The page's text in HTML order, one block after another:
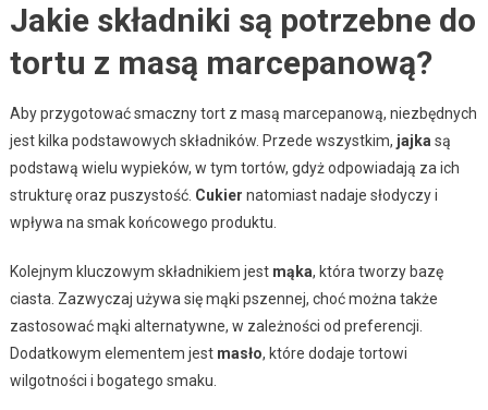
Jakie składniki są potrzebne do
tortu z masą marcepanową?
Aby przygotować smaczny tort z masą marcepanową, niezbędnych
jest kilka podstawowych składników. Przede wszystkim, jajka są
podstawą wielu wypieków, w tym tortów, gdyż odpowiadają za ich
strukturę oraz puszystość. Cukier natomiast nadaje słodyczy i
wpływa na smak końcowego produktu.
Kolejnym kluczowym składnikiem jest mąka, która tworzy bazę
ciasta. Zazwyczaj używa się mąki pszennej, choć można także
zastosować mąki alternatywne, w zależności od preferencji.
Dodatkowym elementem jest masło, które dodaje tortowi
wilgotności i bogatego smaku.